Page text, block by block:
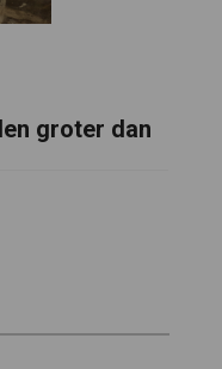
groter dan